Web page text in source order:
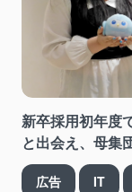
新卒採用初年度
と出会え、母集
広告 IT